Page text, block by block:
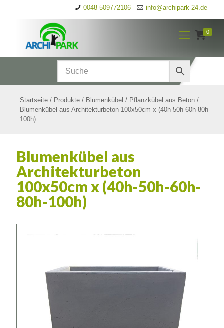
0048 509772106 info@archipark-24.de
0
Startseite / Produkte / Blumenkübel / Pflanzkübel aus Beton /
Blumenkübel aus Architekturbeton 100x50cm x (40h-50h-60h-80h-
100h)
Blumenkübel aus
Architekturbeton
100x50cm x (40h-50h-60h-
80h-100h)